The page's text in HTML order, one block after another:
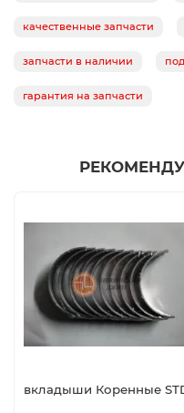
качественные запчасти
запчасти в наличии
гарантия на запчасти
вкладыши Коренные